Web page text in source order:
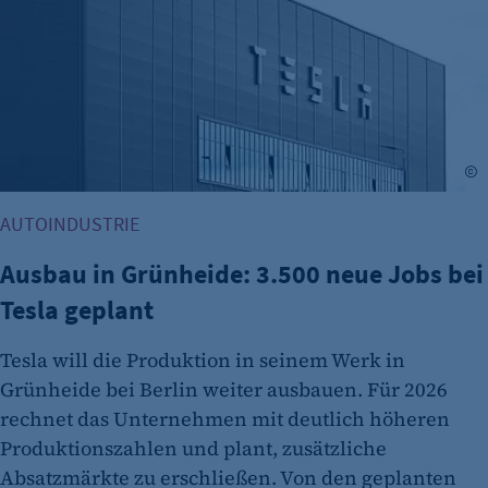
Session-Cookie für die Verwaltung von
oder Formularen). Wird auch bei Caching zur
Identifizierung verwendet.
Cookie Laufzeit:
Cookie Consent
Name:
cookie_consent
AUTOINDUSTRIE
Ausbau in Grünheide: 3.500 neue Jobs bei
Tesla geplant
Tesla will die Produktion in seinem Werk in
Grünheide bei Berlin weiter ausbauen. Für 2026
rechnet das Unternehmen mit deutlich höheren
Produktionszahlen und plant, zusätzliche
Absatzmärkte zu erschließen. Von den geplanten